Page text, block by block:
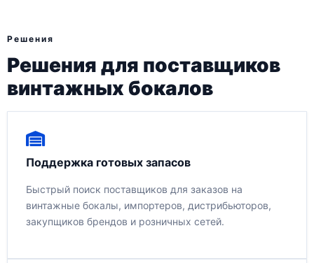
Решения
Решения для поставщиков
винтажных бокалов
Поддержка готовых запасов
Быстрый поиск поставщиков для заказов на
винтажные бокалы, импортеров, дистрибьюторов,
закупщиков брендов и розничных сетей.